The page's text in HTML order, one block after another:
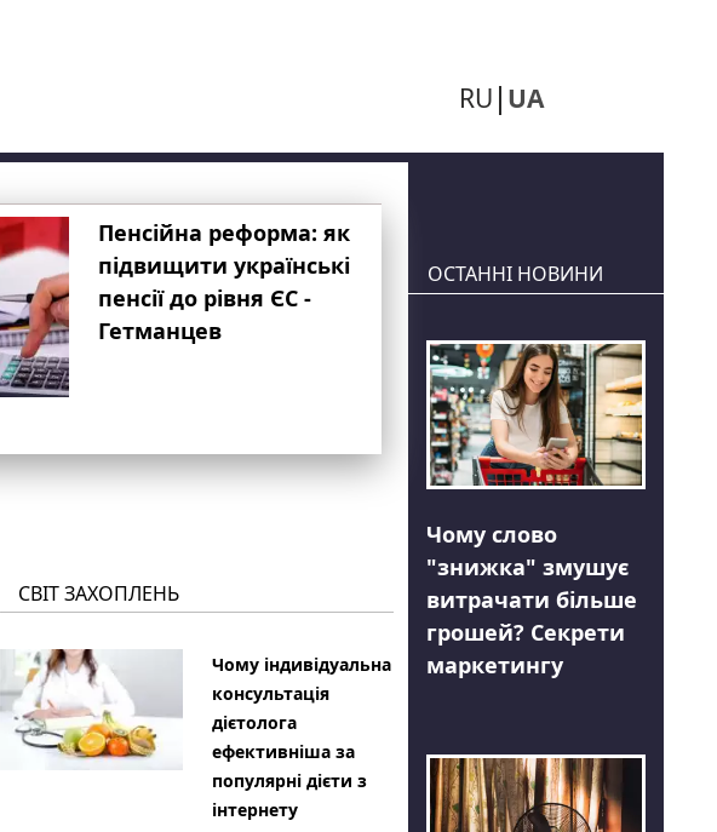
RU UA
Пенсійна реформа: як
підвищити українські
пенсії до рівня ЄС -
Гетманцев
СВІТ ЗАХОПЛЕНЬ
Чому індивідуальна
консультація
дієтолога
ефективніша за
популярні дієти з
інтернету
ОСТАННІ НОВИНИ
Чому слово
"знижка" змушує
витрачати більше
грошей? Секрети
маркетингу